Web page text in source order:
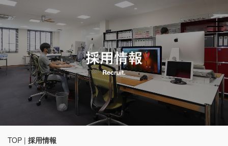
TOP | 採用情報